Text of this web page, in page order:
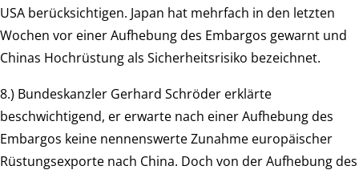
USA berücksichtigen. Japan hat mehrfach in den letzten
Wochen vor einer Aufhebung des Embargos gewarnt und
Chinas Hochrüstung als Sicherheitsrisiko bezeichnet.
8.) Bundeskanzler Gerhard Schröder erklärte
beschwichtigend, er erwarte nach einer Aufhebung des
Embargos keine nennenswerte Zunahme europäischer
Rüstungsexporte nach China. Doch von der Aufhebung des